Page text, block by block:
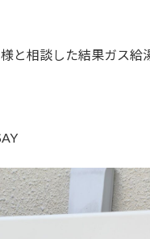
と相談した結果ガス給